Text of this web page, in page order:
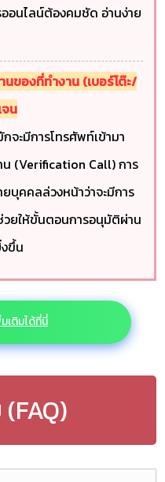
นไลน์ต้องคมชัด อ่านง่าย
ของที่ทำงาน (เบอร์โต๊ะ/
น
จะมีการโทรศัพท์เข้ามา
(Verification Call) การ
บุคคลล่วงหน้าว่าจะมีการ
วยให้ขั้นตอนการอนุมัติผ่าน
ขึ้น
เติมได้ที่นี่